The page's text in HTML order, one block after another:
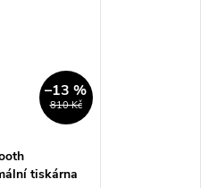
810 Kč
–13 %
tiskárna